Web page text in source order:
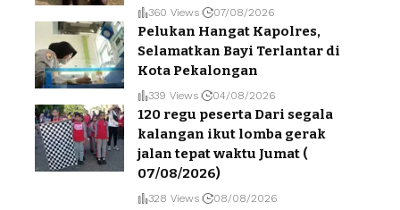
360 Views 07/08/2026
Pelukan Hangat Kapolres,
Selamatkan Bayi Terlantar di
Kota Pekalongan
339 Views 04/08/2026
120 regu peserta Dari segala
kalangan ikut lomba gerak
jalan tepat waktu Jumat (
07/08/2026)
328 Views 08/08/2026